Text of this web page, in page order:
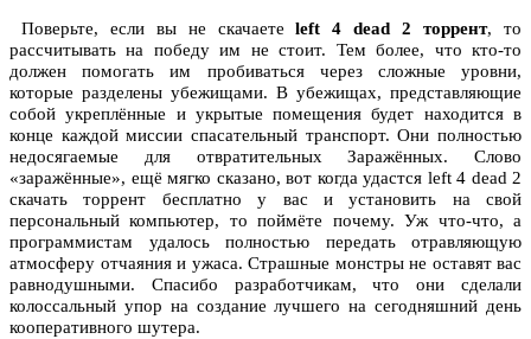
Поверьте, если вы не скачаетеleft 4 dead 2 торрент, то
рассчитывать на победу им не стоит. Тем более, что кто-то
должен помогать им пробиваться через сложные уровни,
которые разделены убежищами. В убежищах, представляющие
собой укреплённые и укрытые помещения будет находится в
конце каждой миссии спасательный транспорт. Они полностью
недосягаемые для отвратительных Заражённых. Слово
«заражённые», ещё мягко сказано, вот когда удастся left 4 dead 2
скачать торрент бесплатно у вас и установить на свой
персональный компьютер, то поймёте почему. Уж что-что, а
программистам удалось полностью передать отравляющую
атмосферу отчаяния и ужаса. Страшные монстры не оставят вас
равнодушными. Спасибо разработчикам, что они сделали
колоссальный упор на создание лучшего на сегодняшний день
кооперативного шутера.